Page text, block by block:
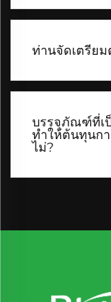
ท่านจัดเตรียม
บรรจุภัณฑ์ที่เ
ทำให้ต้นทุนก
ไม่?